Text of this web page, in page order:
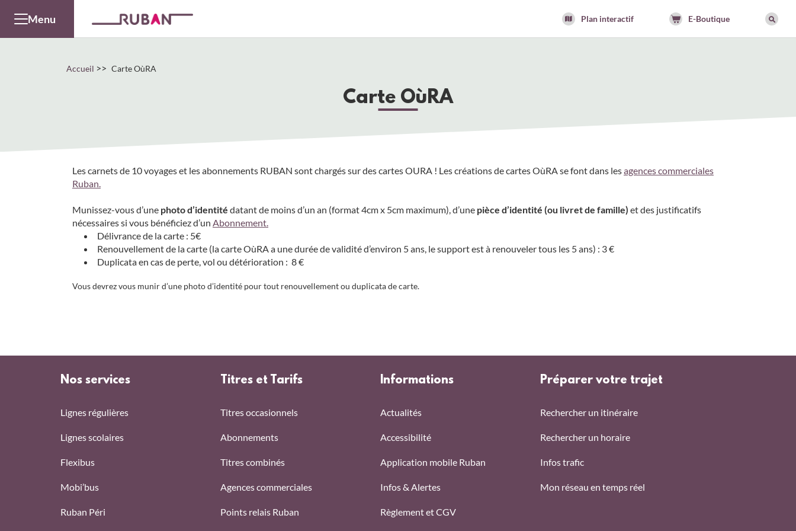
Menu Plan interactif E-Boutique
Accueil >> Carte OùRA
Carte OùRA
Les carnets de 10 voyages et les abonnements RUBAN sont chargés sur des cartes OURA ! Les créations de cartes OùRA se font dans lesagences commerciales
Ruban.
Munissez-vous d’une photo d’identité datant de moins d’un an (format 4cm x 5cm maximum), d’une pièce d’identité (ou livret de famille) et des justificatifs
nécessaires si vous bénéficiez d’un Abonnement.
Délivrance de la carte : 5€
Renouvellement de la carte (la carte OùRA a une durée de validité d’environ 5 ans, le support est à renouveler tous les 5 ans) : 3 €
Duplicata en cas de perte, vol ou détérioration : 8 €
Vous devrez vous munir d’une photo d’identité pour tout renouvellement ou duplicata de carte.
Nos services
Lignes régulières
Lignes scolaires
Flexibus
Mobi’bus
Ruban Péri
Titres et Tarifs
Titres occasionnels
Abonnements
Titres combinés
Agences commerciales
Points relais Ruban
Informations
Actualités
Accessibilité
Application mobile Ruban
Infos & Alertes
Règlement et CGV
Préparer votre trajet
Rechercher un itinéraire
Rechercher un horaire
Infos trafic
Mon réseau en temps réel